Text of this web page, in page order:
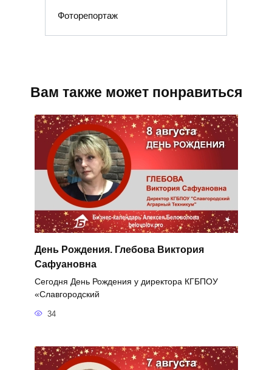
Фоторепортаж
Вам также может понравиться
День Рождения. Глебова Виктория
Сафуановна
Сегодня День Рождения у директора КГБПОУ
«Славгородский
34